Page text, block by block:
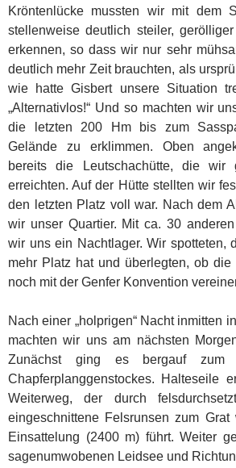
Kröntenlücke mussten wir mit dem
stellenweise deutlich steiler,
erkennen, so dass wir nur sehr
deutlich mehr Zeit brauchten, als
wie hatte Gisbert unsere Situation
„Alternativlos!“ Und so machten wir
die letzten 200 Hm bis zum
Gelände zu erklimmen. Oben
bereits die Leutschachütte, die wir
erreichten. Auf der Hütte stellten wir
den letzten Platz voll war. Nach dem
wir unser Quartier. Mit ca. 30
wir uns ein Nachtlager. Wir spotteten,
mehr Platz hat und überlegten, ob die
noch mit der Genfer Konvention
Nach einer „holprigen“ Nacht inmitten
machten wir uns am nächsten
Zunächst ging es bergauf zum
Chapferplanggenstockes. Halteseile
Weiterweg, der durch
eingeschnittene Felsrunsen zum Grat
Einsattelung (2400 m) führt. Weiter
sagenumwobenen Leidsee und